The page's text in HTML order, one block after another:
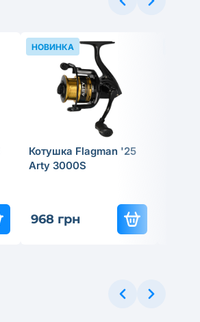
Котушка Flagman '25
Arty 3000S
968 грн
НОВИНКА